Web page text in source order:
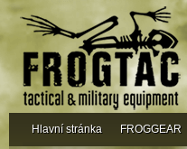
Hlavní stránka FROGGEAR